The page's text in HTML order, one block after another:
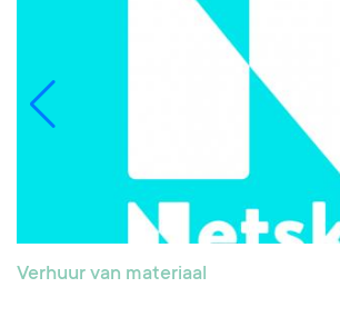
Verhuur van materiaal